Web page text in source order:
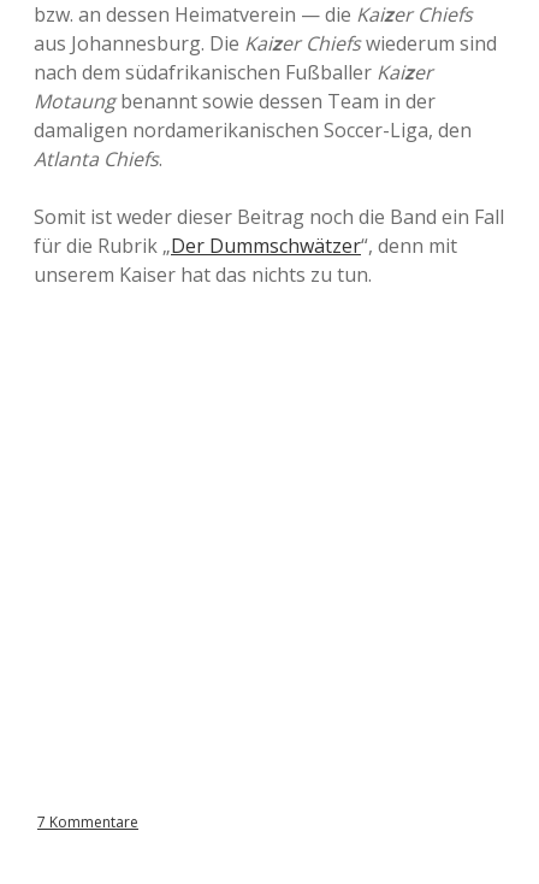
bzw. an dessen Heimatverein — die Kaizer Chiefs
aus Johannesburg. Die Kaizer Chiefswiederum sind
nach dem südafrikanischen Fußballer Kaizer
Motaungbenannt sowie dessen Team in der
damaligen nordamerikanischen Soccer-Liga, den
Atlanta Chiefs.
Somit ist weder dieser Beitrag noch die Band ein Fall
für die Rubrik „Der Dummschwätzer“, denn mit
unserem Kaiser hat das nichts zu tun.
7 Kommentare